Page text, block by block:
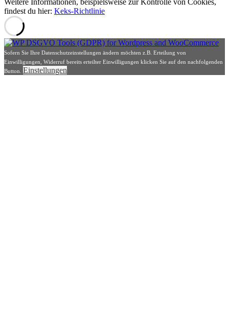
findest du hier: Keks-Richtlinie
Sofern Sie Ihre Datenschutzeinstellungen ändern möchten z.B. Erteilung von
Einwilligungen, Widerruf bereits erteilter Einwilligungen klicken Sie auf den nachfolgenden
Button. Einstellungen